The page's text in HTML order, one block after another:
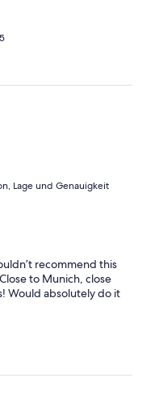
Lage und Genauigkeit
recommend this
to Munich, close
Would absolutely do it